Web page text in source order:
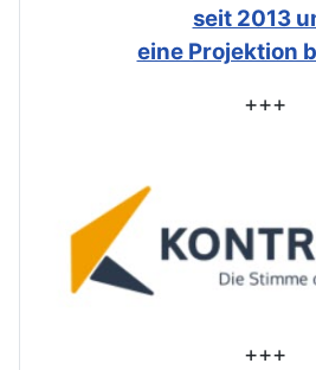
seit 2013
eine Projektion
+++
+++